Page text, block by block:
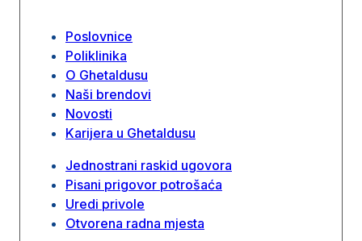
Poslovnice
Poliklinika
O Ghetaldusu
Naši brendovi
Novosti
Karijera u Ghetaldusu
Jednostrani raskid ugovora
Pisani prigovor potrošaća
Uredi privole
Otvorena radna mjesta